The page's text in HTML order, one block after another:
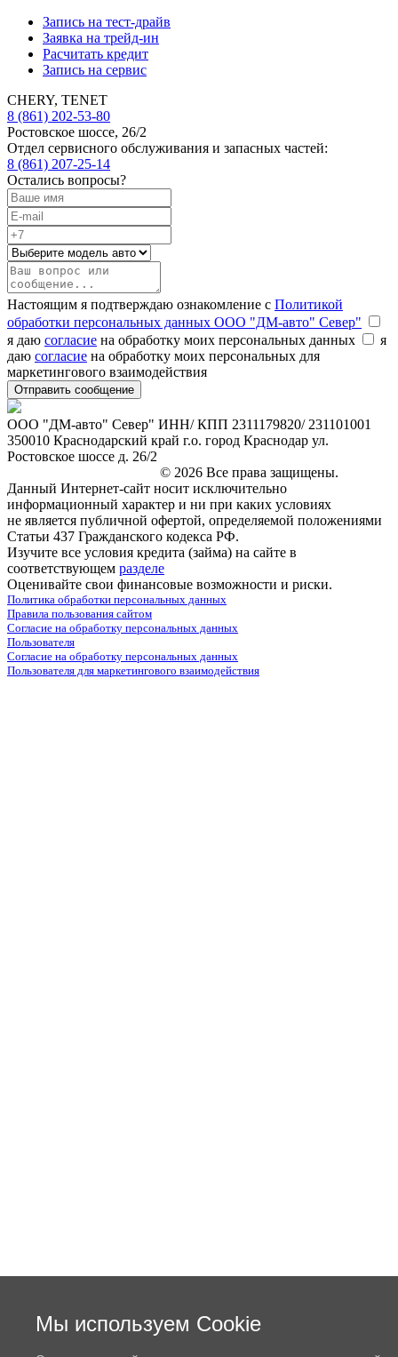
Запись на тест-драйв
Заявка на трейд-ин
Расчитать кредит
Запись на сервис
CHERY, TENET
8 (861) 202-53-80
Ростовское шоссе, 26/2
Отдел сервисного обслуживания и запасных частей:
8 (861) 207-25-14
Остались вопросы?
Настоящим я подтверждаю ознакомление с Политикой
обработки персональных данных ООО "ДМ-авто" Север"
я даю согласие на обработку моих персональных данных
я
даю согласие на обработку моих персональных для
маркетингового взаимодействия
ООО "ДМ-авто" Север" ИНН/ КПП 2311179820/ 231101001
350010 Краснодарский край г.о. город Краснодар ул.
Ростовское шоссе д. 26/2
© 2026 Все права защищены.
Данный Интернет-сайт носит исключительно
информационный характер и ни при каких условиях
не является публичной офертой, определяемой положениями
Статьи 437 Гражданского кодекса РФ.
Изучите все условия кредита (займа) на сайте в
соответствующем разделе
Оценивайте свои финансовые возможности и риски.
Политика обработки персональных данных
Правила пользования сайтом
Согласие на обработку персональных данных
Пользователя
Согласие на обработку персональных данных
Пользователя для маркетингового взаимодействия
Мы используем Cookie